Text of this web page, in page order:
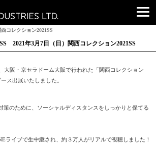
西コレクション2021SS
2021年3月7日（日）関西コレクション2021SS
大阪・京セラドーム大阪で行われた「関西コレクション
ス出展いたしました。
策のために、ソーシャルディスタンスをしっかりと保てる
ライブで生中継され、約３万人がリアルで視聴しました！